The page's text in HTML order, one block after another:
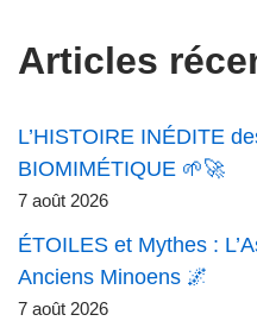
Articles
L’HISTOIRE INÉDITE
BIOMIMÉTIQUE 🌱🚀
7 août 2026
ÉTOILES et Mythes :
Anciens Minoens 🌌
7 août 2026